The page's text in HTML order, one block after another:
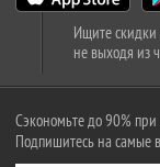
Ищите скидки
не выходя из
Сэкономьте до 90%
Подпишитесь на самые